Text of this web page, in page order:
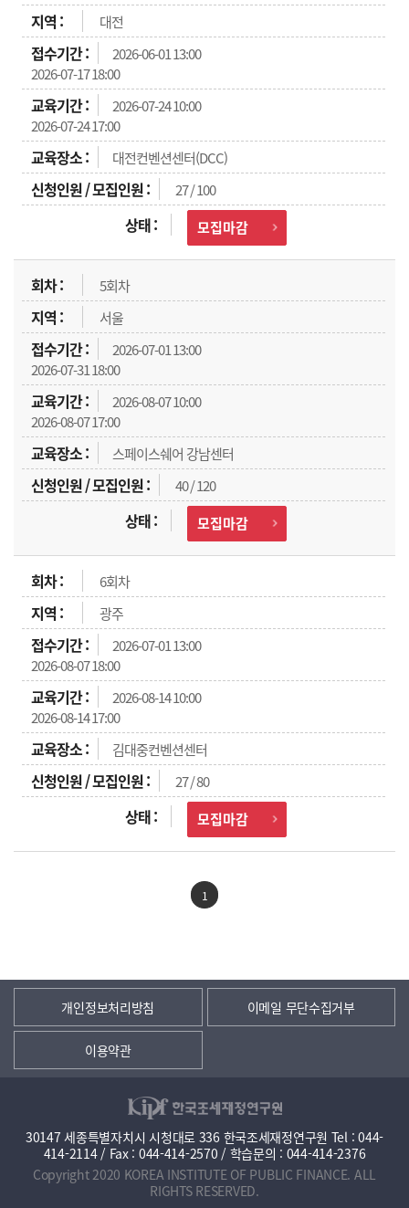
대전
2026-06-01 13:00
2026-07-17 18:00
2026-07-24 10:00
2026-07-24 17:00
대전컨벤션센터(DCC)
27 / 100
모집마감
5회차
서울
2026-07-01 13:00
2026-07-31 18:00
2026-08-07 10:00
2026-08-07 17:00
스페이스쉐어 강남센터
40 / 120
모집마감
6회차
광주
2026-07-01 13:00
2026-08-07 18:00
2026-08-14 10:00
2026-08-14 17:00
김대중컨벤션센터
27 / 80
모집마감
1
개인정보처리방침 이메일 무단수집거부
이용약관
30147 세종특별자치시 시청대로 336 한국조세재정연구원 Tel : 044-
414-2114 / Fax : 044-414-2570 / 학습문의 : 044-414-2376
Copyright 2020 KOREA INSTITUTE OF PUBLIC FINANCE. ALL
RIGHTS RESERVED.